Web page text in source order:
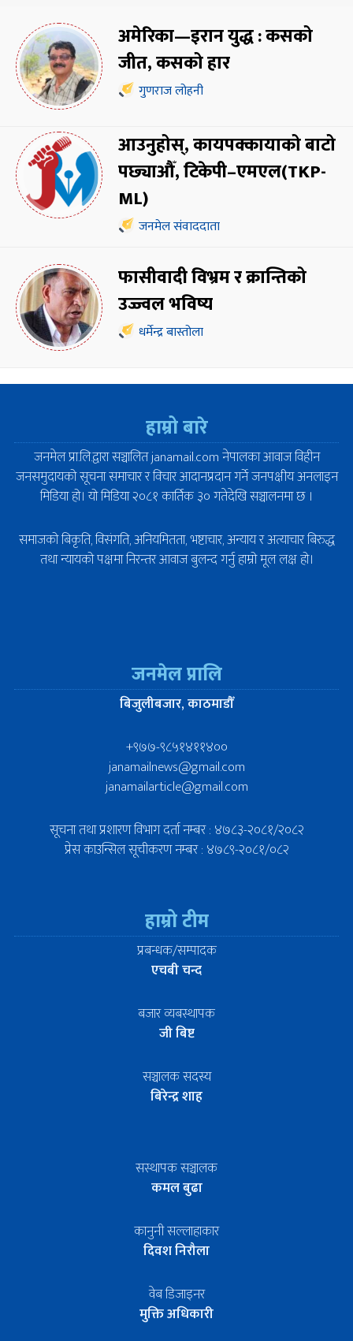
अमेरिका—इरान युद्ध : कसको
जीत, कसको हार
गुणराज लोहनी
आउनुहोस्, कायपक्कायाको बाटो
पछ्याऔँ, टिकेपी–एमएल(TKP-
ML)
जनमेल संवाददाता
फासीवादी विभ्रम र क्रान्तिको
उज्ज्वल भविष्य
धर्मेन्द्र बास्तोला
हाम्रो बारे
जनमेल प्रा.लि.द्वारा सञ्चालित janamail.com नेपालका आवाज विहीन
जनसमुदायको सूचना समाचार र विचार आदानप्रदान गर्ने जनपक्षीय अनलाइन
मिडिया हो। यो मिडिया २०८१ कार्तिक ३० गतेदेखि सञ्चालनमा छ ।
समाजको बिकृति, विसंगति, अनियमितता, भष्टाचार, अन्याय र अत्याचार बिरुद्ध
तथा न्यायको पक्षमा निरन्तर आवाज बुलन्द गर्नु हाम्रो मूल लक्ष हो।
जनमेल प्रालि
बिजुलीबजार, काठमाडौँ
+९७७-९८५१४११४००
janamailnews@gmail.com
janamailarticle@gmail.com
सूचना तथा प्रशारण विभाग दर्ता नम्बर : ४७८३-२०८१/२०८२
प्रेस काउन्सिल सूचीकरण नम्बर : ४७८९-२०८१/०८२
हाम्रो टीम
प्रबन्धक/सम्पादक
एचबी चन्द
बजार व्यबस्थापक
जी बिष्ट
सञ्चालक सदस्य
बिरेन्द्र शाह
सस्थापक सञ्चालक
कमल बुढा
कानुनी सल्लाहाकार
दिवश निरौला
वेब डिजाइनर
मुक्ति अधिकारी